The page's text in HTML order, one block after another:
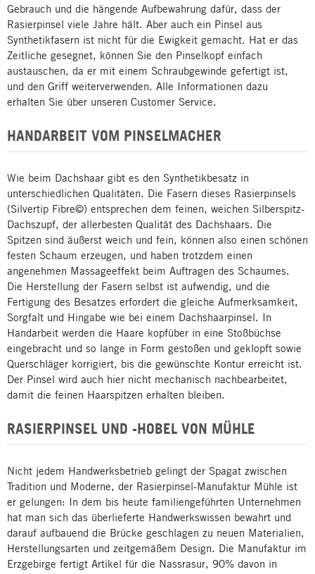
Gebrauch und die hängende Aufbewahrung dafür, dass der
Rasierpinsel viele Jahre hält. Aber auch ein Pinsel aus
Synthetikfasern ist nicht für die Ewigkeit gemacht. Hat er das
Zeitliche gesegnet, können Sie den Pinselkopf einfach
austauschen, da er mit einem Schraubgewinde gefertigt ist,
und den Griff weiterverwenden. Alle Informationen dazu
erhalten Sie über unseren Customer Service.
HANDARBEIT VOM PINSELMACHER
Wie beim Dachshaar gibt es den Synthetikbesatz in
unterschiedlichen Qualitäten. Die Fasern dieses Rasierpinsels
(Silvertip Fibre©) entsprechen dem feinen, weichen Silberspitz-
Dachszupf, der allerbesten Qualität des Dachshaars. Die
Spitzen sind äußerst weich und fein, können also einen schönen
festen Schaum erzeugen, und haben trotzdem einen
angenehmen Massageeffekt beim Auftragen des Schaumes.
Die Herstellung der Fasern selbst ist aufwendig, und die
Fertigung des Besatzes erfordert die gleiche Aufmerksamkeit,
Sorgfalt und Hingabe wie bei einem Dachshaarpinsel. In
Handarbeit werden die Haare kopfüber in eine Stoßbüchse
eingebracht und so lange in Form gestoßen und geklopft sowie
Querschläger korrigiert, bis die gewünschte Kontur erreicht ist.
Der Pinsel wird auch hier nicht mechanisch nachbearbeitet,
damit die feinen Haarspitzen erhalten bleiben.
RASIERPINSEL UND -HOBEL VON MÜHLE
Nicht jedem Handwerksbetrieb gelingt der Spagat zwischen
Tradition und Moderne, der Rasierpinsel-Manufaktur Mühle ist
er gelungen: In dem bis heute familiengeführten Unternehmen
hat man sich das überlieferte Handwerkswissen bewahrt und
darauf aufbauend die Brücke geschlagen zu neuen Materialien,
Herstellungsarten und zeitgemäßem Design. Die Manufaktur im
Erzgebirge fertigt Artikel für die Nassrasur, 90% davon in